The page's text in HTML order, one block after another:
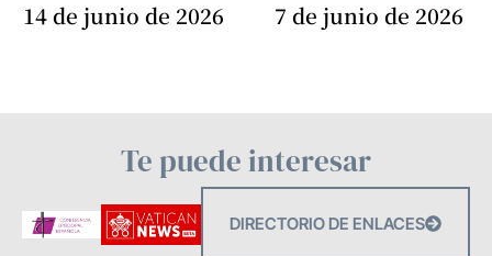
14 de junio de 2026 7 de junio de 2026
Te puede interesar
DIRECTORIO DE ENLACES